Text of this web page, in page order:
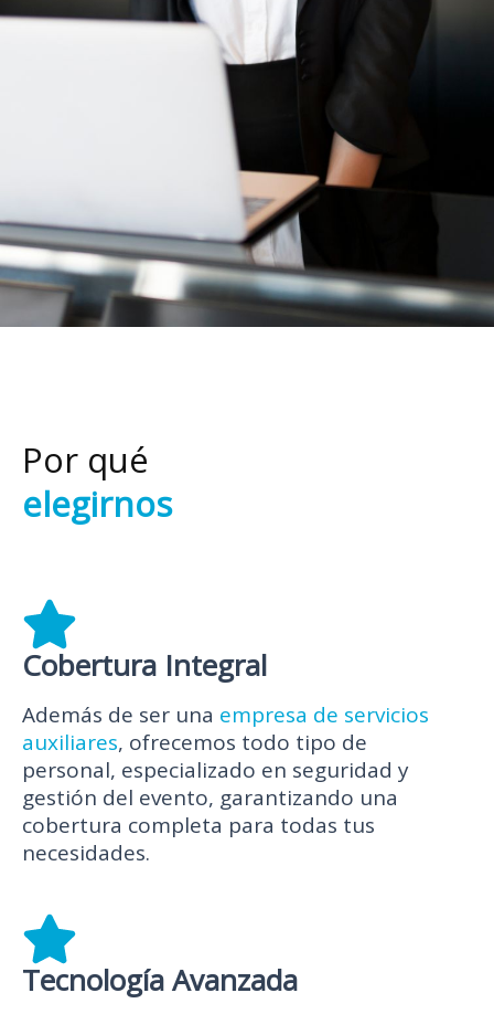
Por qué
elegirnos
Cobertura Integral
Además de ser una empresa de servicios
auxiliares, ofrecemos todo tipo de
personal, especializado en seguridad y
gestión del evento, garantizando una
cobertura completa para todas tus
necesidades.
Tecnología Avanzada